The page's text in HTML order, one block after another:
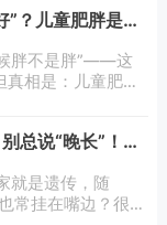
”？儿童肥胖是
胖不是胖”——这
相是：儿童肥胖
总说“晚长”！矮
就是遗传，随
常挂在嘴边？很多